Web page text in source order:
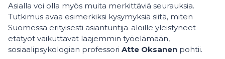
Asialla voi olla myös muita merkittäviä seurauksia.
Tutkimus avaa esimerkiksi kysymyksiä siitä, miten
Suomessa erityisesti asiantuntija-aloille yleistyneet
etätyöt vaikuttavat laajemmin työelämään,
sosiaalipsykologian professori Atte Oksanen pohtii.